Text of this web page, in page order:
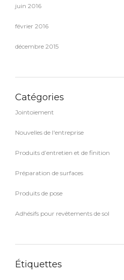
juin 2016
février 2016
décembre 2015
Catégories
Jointoiement
Nouvelles de l'entreprise
Produits d’entretien et de finition
Préparation de surfaces
Produits de pose
Adhésifs pour revêtements de sol
Étiquettes